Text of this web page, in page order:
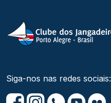
Siga-nos nas redes sociais: